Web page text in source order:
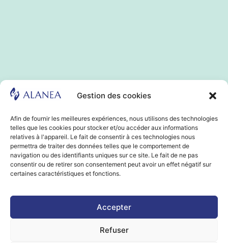
Gestion des cookies
Afin de fournir les meilleures expériences, nous utilisons des technologies
telles que les cookies pour stocker et/ou accéder aux informations
relatives à l'appareil. Le fait de consentir à ces technologies nous
permettra de traiter des données telles que le comportement de
navigation ou des identifiants uniques sur ce site. Le fait de ne pas
consentir ou de retirer son consentement peut avoir un effet négatif sur
certaines caractéristiques et fonctions.
Accepter
Refuser
Horaires d’ouvertures :